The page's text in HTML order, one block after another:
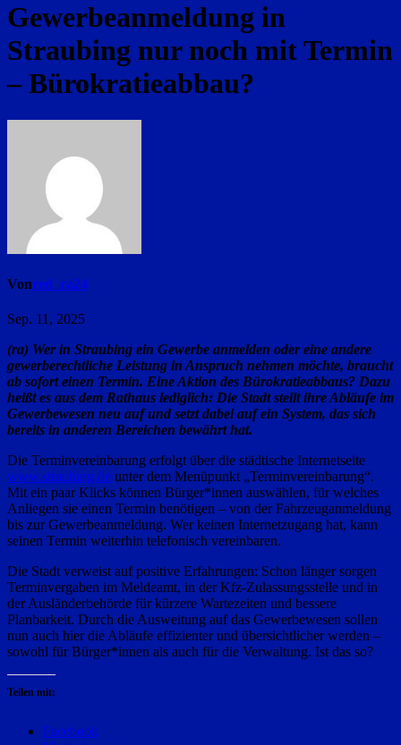
Gewerbeanmeldung in
Straubing nur noch mit Termin
– Bürokratieabbau?
Vonred_ra24
Sep. 11, 2025
(ra) Wer in Straubing ein Gewerbe anmelden oder eine andere
gewerberechtliche Leistung in Anspruch nehmen möchte, braucht
ab sofort einen Termin. Eine Aktion des Bürokratieabbaus? Dazu
heißt es aus dem Rathaus lediglich: Die Stadt stellt ihre Abläufe im
Gewerbewesen neu auf und setzt dabei auf ein System, das sich
bereits in anderen Bereichen bewährt hat.
Die Terminvereinbarung erfolgt über die städtische Internetseite
www.straubing.de unter dem Menüpunkt „Terminvereinbarung“.
Mit ein paar Klicks können Bürger*innen auswählen, für welches
Anliegen sie einen Termin benötigen – von der Fahrzeuganmeldung
bis zur Gewerbeanmeldung. Wer keinen Internetzugang hat, kann
seinen Termin weiterhin telefonisch vereinbaren.
Die Stadt verweist auf positive Erfahrungen: Schon länger sorgen
Terminvergaben im Meldeamt, in der Kfz-Zulassungsstelle und in
der Ausländerbehörde für kürzere Wartezeiten und bessere
Planbarkeit. Durch die Ausweitung auf das Gewerbewesen sollen
nun auch hier die Abläufe effizienter und übersichtlicher werden –
sowohl für Bürger*innen als auch für die Verwaltung. Ist das so?
Teilen mit:
Facebook